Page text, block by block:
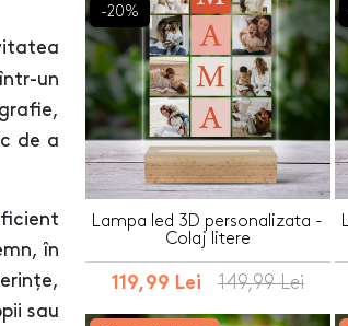
un
de a
în
sau
-20%
Lampa led 3D personalizata -
Colaj litere
119,99 Lei 149,99 Lei